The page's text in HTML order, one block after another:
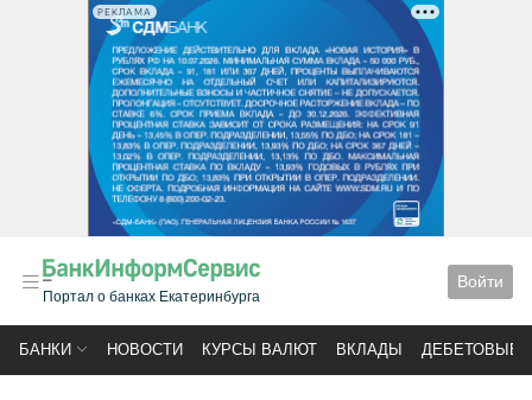
РЕКЛАМА
Портал о банках Екатеринбурга
Войти
БАНКИ НОВОСТИ КУРСЫ ВАЛЮТ ВКЛАДЫ ДЕБЕТОВЫЕ